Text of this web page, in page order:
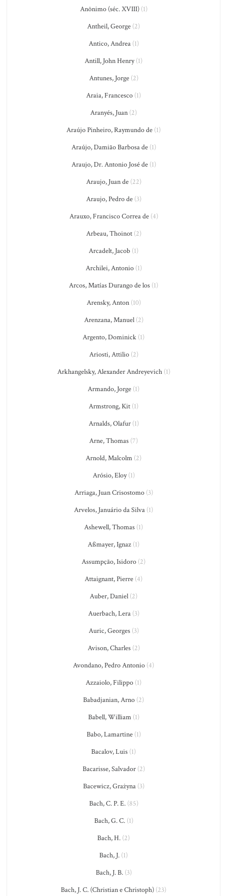
Anônimo (séc. XVIII)(1)
Antheil, George (2)
Antico, Andrea(1)
Antill, John Henry(1)
Antunes, Jorge(2)
Araia, Francesco (1)
Aranyés, Juan (2)
Araújo Pinheiro, Raymundo de (1)
Araújo, Damião Barbosa de(1)
Araujo, Dr. Antonio José de(1)
Araujo, Juan de(22)
Araujo, Pedro de(3)
Arauxo, Francisco Correa de(4)
Arbeau, Thoinot(2)
Arcadelt, Jacob (1)
Archilei, Antonio(1)
Arcos, Matías Durango de los (1)
Arensky, Anton(10)
Arenzana, Manuel(2)
Argento, Dominick (1)
Ariosti, Attilio(2)
Arkhangelsky, Alexander Andreyevich(1)
Armando, Jorge (1)
Armstrong, Kit (1)
Arnalds, Olafur(1)
Arne, Thomas (7)
Arnold, Malcolm (2)
Arósio, Eloy(1)
Arriaga, Juan Crisostomo(3)
Arvelos, Januário da Silva (1)
Ashewell, Thomas (1)
Aßmayer, Ignaz (1)
Assumpção, Isidoro (2)
Attaignant, Pierre (4)
Auber, Daniel (2)
Auerbach, Lera(3)
Auric, Georges(3)
Avison, Charles(2)
Avondano, Pedro Antonio (4)
Azzaiolo, Filippo (1)
Babadjanian, Arno (2)
Babell, William(1)
Babo, Lamartine(1)
Bacalov, Luis (1)
Bacarisse, Salvador(2)
Bacewicz, Grażyna(3)
Bach, C. P. E.(85)
Bach, G. C.(1)
Bach, H. (2)
Bach, J. (1)
Bach, J. B.(3)
Bach, J. C. (Christian e Christoph) (23)